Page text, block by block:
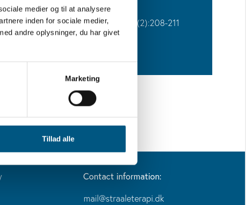
medier og til at analysere
inden for sociale medier,
andre oplysninger, du har givet
Marketing
Tillad alle
SOURCE
Acta Oncol. 2020 Feb;59(2):208-211
Contact information:
mail@straaleterapi.dk